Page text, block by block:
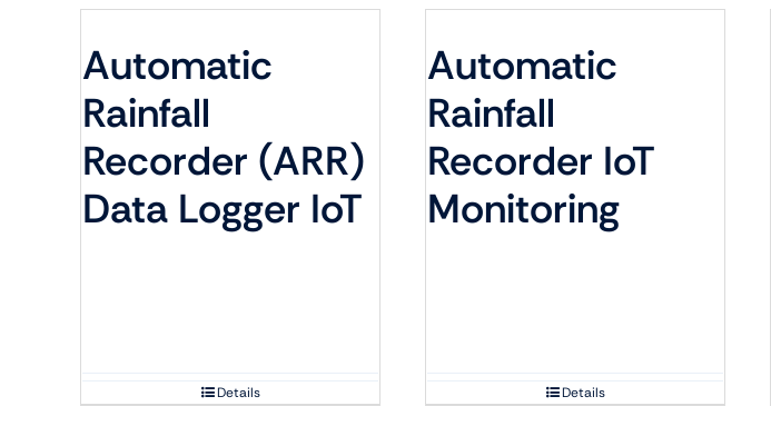
Automatic
Rainfall
Recorder (ARR)
Data Logger IoT
Details
Automatic
Rainfall
Recorder IoT
Monitoring
Details